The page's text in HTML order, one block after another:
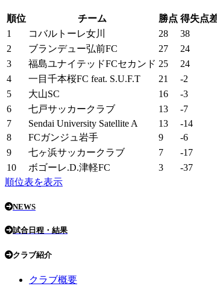
順位 チーム 勝点 得失点
1
コバルトーレ女川 28
38
2
ブランデュー弘前FC 27
24
3
福島ユナイテッドFCセカンド 25
24
4
一目千本桜FC feat. S.U.F.T 21
-2
5
大山SC 16
-3
6
七戸サッカークラブ 13
-7
7
Sendai University Satellite A 13
-14
8
FCガンジュ岩手 9
-6
9
七ヶ浜サッカークラブ 7
-17
10
ボゴーレ.D.津軽FC 3
-37
順位表を表示
NEWS
試合日程・結果
クラブ紹介
クラブ概要